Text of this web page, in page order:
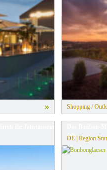
» Shopping /
DE | Region